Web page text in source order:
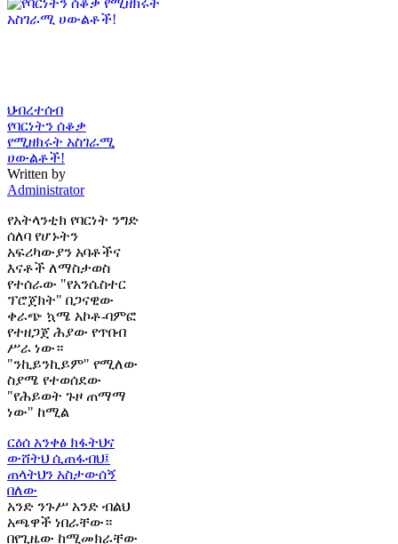
ህብረተሰብ
የባርነትን ሰቆቃ
የሚዘክሩት አስገራሚ
ሀውልቶች!
Written by
Administrator
የአትላንቲክ የባርነት ንግድ
ሰለባ የሆኑትን
አፍሪካውያን አባቶችና
እናቶች ለማስታወስ
የተሰራው "የአንሴስተር
ፕሮጀክት" በጋናዊው
ቀራጭ ኳሜ አኮቶ-ባምፎ
የተዘጋጀ ሕያው የጥበብ
ሥራ ነው።
"ንኪይንኪይም" የሚለው
ስያሜ የተወሰደው
"የሕይወት ጉዞ ጠማማ
ነው" ከሚል
ርዕሰ አንቀፅ ክፋትህና
ውሸትህ ሲጠፋብህ፤
ጠላትህን አስታውሰኝ
በለው
አንድ ንጉሥ አንድ ብልህ
አጫዋች ነበራቸው።
በየጊዜው ከሚመክራቸው